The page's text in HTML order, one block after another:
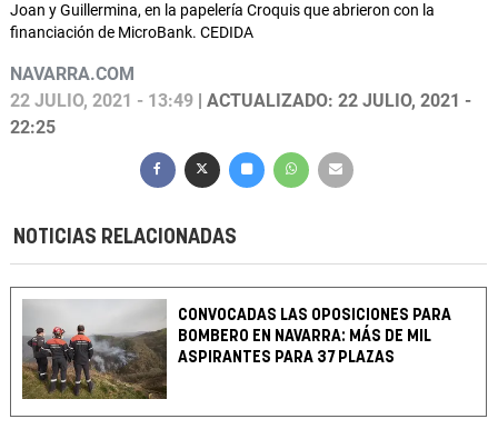
Joan y Guillermina, en la papelería Croquis que abrieron con la
financiación de MicroBank. CEDIDA
NAVARRA.COM
22 JULIO, 2021 - 13:49 | ACTUALIZADO: 22 JULIO, 2021 -
22:25
NOTICIAS RELACIONADAS
CONVOCADAS LAS OPOSICIONES PARA
BOMBERO EN NAVARRA: MÁS DE MIL
ASPIRANTES PARA 37 PLAZAS